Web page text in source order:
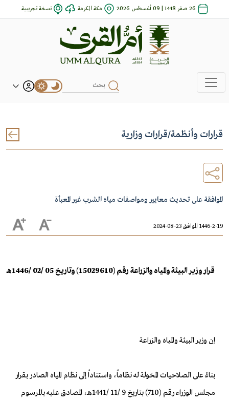
26 صفر 1448 | 09 أغسطس 2026 مكة المكرمة نسخة تجريبية
قرارات وأنظمة/قرارات وزارية
الموافقة على تحديث معايير ومواصفات مياه الشرب غير المعبأة
1446-2-19 الموافق 23-08-2024
قرار وزير البيئة والمياه والزراعة رقم (15029610) وتاريخ 05 /02 /1446هـ
إن وزير البيئة والمياه والزراعة
بناءً على الصلاحيات المخولة له نظاماً، واستناداً إلى نظام المياه الصادر بقرار
مجلس الوزراء رقم (710) بتاريخ 9 /11 /1441هـ، المصادق عليه بالمرسوم